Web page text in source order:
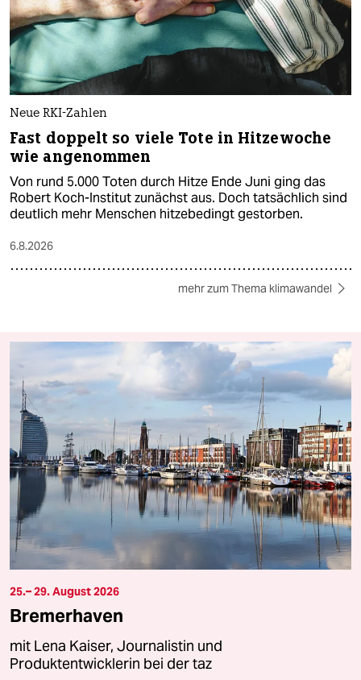
Neue RKI-Zahlen
Fast doppelt so viele Tote in Hitzewoche
wie angenommen
Von rund 5.000 Toten durch Hitze Ende Juni ging das
Robert Koch-Institut zunächst aus. Doch tatsächlich sind
deutlich mehr Menschen hitzebedingt gestorben.
6.8.2026
mehr zum Thema klimawandel
25.– 29. August 2026
Bremerhaven
mit Lena Kaiser, Journalistin und
Produktentwicklerin bei der taz